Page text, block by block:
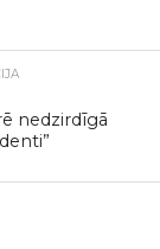
nedzirdīgā